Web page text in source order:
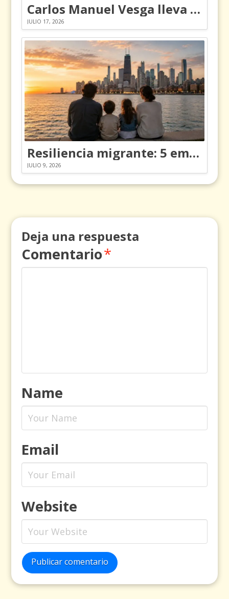
Carlos Manuel Vesga lleva el nombre de Colombia a los Emmy
JULIO 17, 2026
Resiliencia migrante: 5 emociones y cómo gestionarlas
JULIO 9, 2026
Deja una respuesta
Comentario*
Name
Email
Website
Publicar comentario